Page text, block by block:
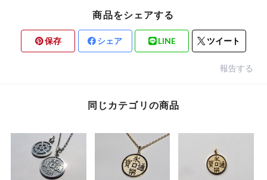
商品をシェアする
保存 シェア LINE ツイート
報告する
同じカテゴリの商品